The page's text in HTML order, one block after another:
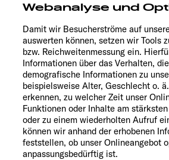
Webanalyse und
Damit wir Besucherströme auf
auswerten können, setzen wir Tools
bzw. Reichweitenmessung ein.
Informationen über das Verhalten,
demografische Informationen zu
beispielsweise Alter, Geschlecht o.
erkennen, zu welcher Zeit unser
Funktionen oder Inhalte am
oder zu einem wiederholten Aufruf
können wir anhand der erhobenen
feststellen, ob unser Onlineangebot
anpassungsbedürftig ist.